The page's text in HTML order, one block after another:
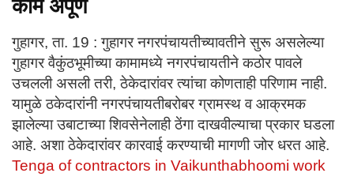
काम अपूर्ण
गुहागर,ता. 19 : गुहागर नगरपंचायतीच्यावतीने सुरू असलेल्या
गुहागर वैकुंठभूमीच्या कामामध्ये नगरपंचायतीने कठोर पावले
उचलली असली तरी,ठेकेदारांवर त्यांचा कोणताही परिणाम नाही.
यामुळे ठकेदारांनी नगरपंचायतीबरोबर ग्रामस्थ व आक्रमक
झालेल्या उबाटाच्या शिवसेनेलाही ठेंगा दाखवील्याचा प्रकार घडला
आहे. अशा ठेकेदारांवर कारवाई करण्याची मागणी जोर धरत आहे.
Tenga of contractors in Vaikunthabhoomi work